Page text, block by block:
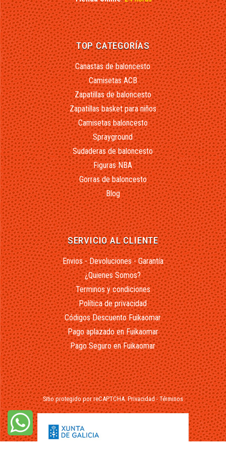
TOP CATEGORÍAS
Canastas de baloncesto
Camisetas ACB
Zapatillas de baloncesto
Zapatillas basket para niños
Camisetas baloncesto
Sprayground
Sudaderas de baloncesto
Figuras NBA
Gorras de baloncesto
Blog
SERVICIO AL CLIENTE
Envios - Devoluciones - Garantía
¿Quienes Somos?
Terminos y condiciones
Política de privacidad
Códigos Descuento Fuikaomar
Pago aplazado en Fuikaomar
Pago Seguro en Fuikaomar
Sitio protegido por reCAPTCHA.Privacidad-Términos